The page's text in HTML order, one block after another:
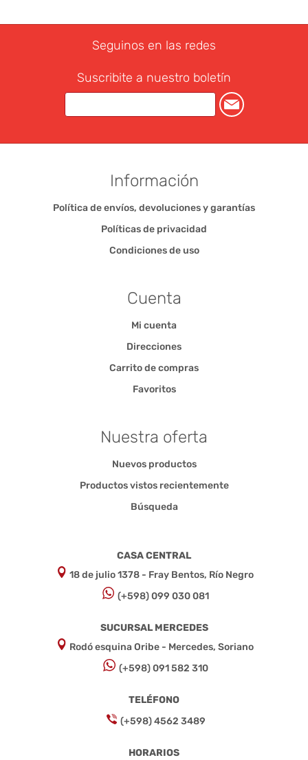
Seguinos en las redes
Suscribite a nuestro boletín
Información
Política de envíos, devoluciones y garantías
Políticas de privacidad
Condiciones de uso
Cuenta
Mi cuenta
Direcciones
Carrito de compras
Favoritos
Nuestra oferta
Nuevos productos
Productos vistos recientemente
Búsqueda
CASA CENTRAL
18 de julio 1378 - Fray Bentos, Río Negro
(+598) 099 030 081
SUCURSAL MERCEDES
Rodó esquina Oribe - Mercedes, Soriano
(+598) 091 582 310
TELÉFONO
(+598) 4562 3489
HORARIOS